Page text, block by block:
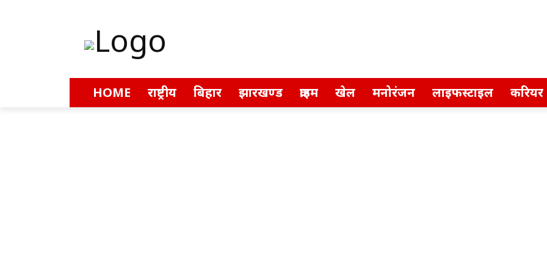
HOME राष्ट्रीय बिहार झारखण्ड क्राइम खेल मनोरंजन लाइफस्टाइल करियर